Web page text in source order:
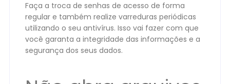
Faça a troca de senhas de acesso de forma
regular e também realize varreduras periódicas
utilizando o seu antivírus. Isso vai fazer com que
você garanta a integridade das informações e a
segurança dos seus dados.